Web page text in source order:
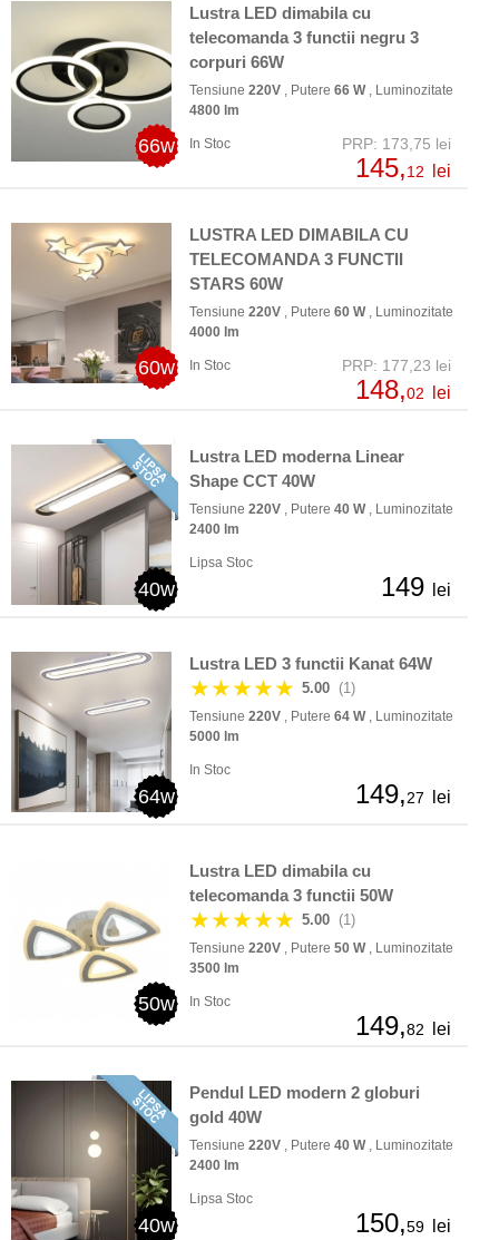
66w
Lustra LED dimabila cu
telecomanda 3 functii negru 3
corpuri 66W
Tensiune 220V , Putere 66 W, Luminozitate
4800 lm
In Stoc PRP: 173,75 lei
145,12 lei
60w
LUSTRA LED DIMABILA CU
TELECOMANDA 3 FUNCTII
STARS 60W
Tensiune 220V , Putere 60 W, Luminozitate
4000 lm
In Stoc PRP: 177,23 lei
148,02 lei
40w
Lustra LED moderna Linear
Shape CCT 40W
Tensiune 220V , Putere 40 W, Luminozitate
2400 lm
Lipsa Stoc
149 lei
64w
Lustra LED 3 functii Kanat 64W
★★★★★ 5.00 (1)
Tensiune 220V , Putere 64 W, Luminozitate
5000 lm
In Stoc
149,27 lei
50w
Lustra LED dimabila cu
telecomanda 3 functii 50W
★★★★★ 5.00 (1)
Tensiune 220V , Putere 50 W, Luminozitate
3500 lm
In Stoc
149,82 lei
40w
Pendul LED modern 2 globuri
gold 40W
Tensiune 220V , Putere 40 W, Luminozitate
2400 lm
Lipsa Stoc
150,59 lei